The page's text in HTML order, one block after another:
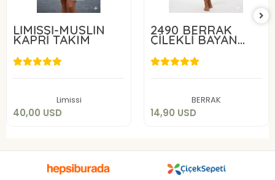
LİMİSSİ-MÜSLİN
KAPRİ TAKIM
Limissi
40,00 USD
40,00 USD
2490 BERRAK
ÇİLEKLİ BAYAN
ŞORTLU TAKIM
BERRAK
14,90 USD
14,90 USD